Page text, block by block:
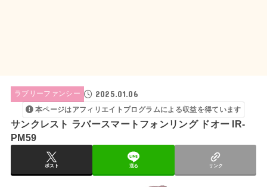
ラブリーファンシー 2025.01.06
本ページはアフィリエイトプログラムによる収益を得ています
サンクレスト ラバースマートフォンリング ドオー IR-
PM59
ポスト 送る リンク